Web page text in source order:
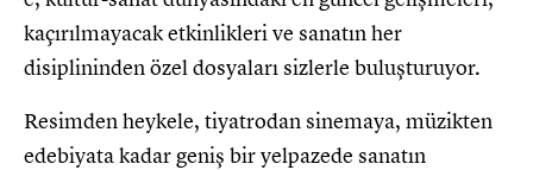
kaçırılmayacak etkinlikleri ve sanatın her
disiplininden özel dosyaları sizlerle buluşturuyor.
Resimden heykele, tiyatrodan sinemaya, müzikten
edebiyata kadar geniş bir yelpazede sanatın